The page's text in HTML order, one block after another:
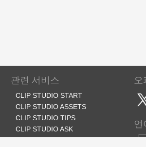
관련 서비스
CLIP STUDIO START
CLIP STUDIO ASSETS
CLIP STUDIO TIPS
CLIP STUDIO ASK
언